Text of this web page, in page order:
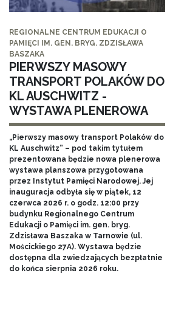
REGIONALNE CENTRUM EDUKACJI O
PAMIĘCI IM. GEN. BRYG. ZDZISŁAWA
BASZAKA
PIERWSZY MASOWY
TRANSPORT POLAKÓW DO
KL AUSCHWITZ -
WYSTAWA PLENEROWA
„Pierwszy masowy transport Polaków do
KL Auschwitz” – pod takim tytułem
prezentowana będzie nowa plenerowa
wystawa planszowa przygotowana
przez Instytut Pamięci Narodowej. Jej
inauguracja odbyła się w piątek, 12
czerwca 2026 r. o godz. 12:00 przy
budynku Regionalnego Centrum
Edukacji o Pamięci im. gen. bryg.
Zdzisława Baszaka w Tarnowie (ul.
Mościckiego 27A). Wystawa będzie
dostępna dla zwiedzających bezpłatnie
do końca sierpnia 2026 roku.